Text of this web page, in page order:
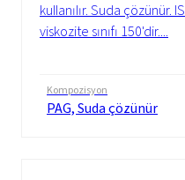
kullanılır. Suda çözünür.
viskozite sınıfı 150'dir....
Kompozisyon
PAG, Suda çözünür